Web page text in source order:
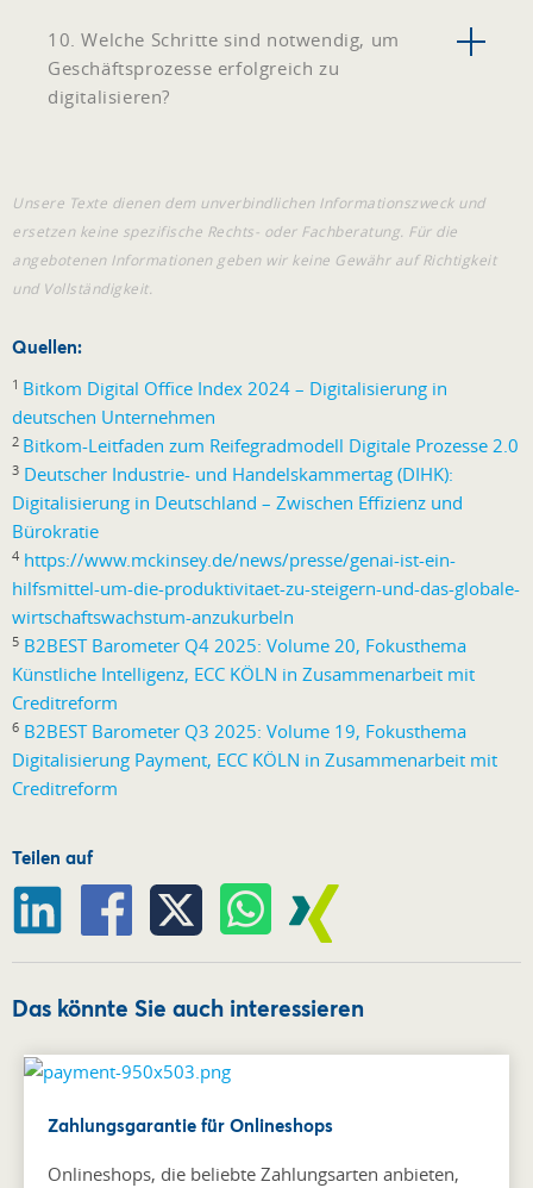
10. Welche Schritte sind notwendig, um
Geschäftsprozesse erfolgreich zu
digitalisieren?
Unsere Texte dienen dem unverbindlichen Informationszweck und
ersetzen keine spezifische Rechts- oder Fachberatung. Für die
angebotenen Informationen geben wir keine Gewähr auf Richtigkeit
und Vollständigkeit.
Quellen:
1 Bitkom Digital Office Index 2024 – Digitalisierung in
deutschen Unternehmen
2 Bitkom-Leitfaden zum Reifegradmodell Digitale Prozesse 2.0
3 Deutscher Industrie- und Handelskammertag (DIHK):
Digitalisierung in Deutschland – Zwischen Effizienz und
Bürokratie
4 https://www.mckinsey.de/news/presse/genai-ist-ein-
hilfsmittel-um-die-produktivitaet-zu-steigern-und-das-globale-
wirtschaftswachstum-anzukurbeln
5 B2BEST Barometer Q4 2025: Volume 20, Fokusthema
Künstliche Intelligenz, ECC KÖLN in Zusammenarbeit mit
Creditreform
6 B2BEST Barometer Q3 2025: Volume 19, Fokusthema
Digitalisierung Payment, ECC KÖLN in Zusammenarbeit mit
Creditreform
Teilen auf
Das könnte Sie auch interessieren
Zahlungsgarantie für Onlineshops
Onlineshops, die beliebte Zahlungsarten anbieten,